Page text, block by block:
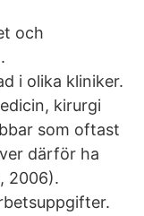
och
i olika kliniker.
kirurgi
som oftast
därför ha
2006).